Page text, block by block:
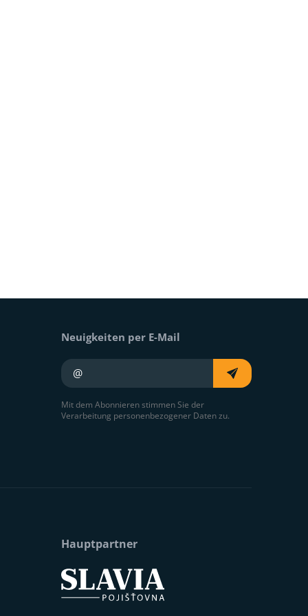
Neuigkeiten per E-Mail
Ihre E-Mail
Mit dem Abonnieren stimmen Sie der
Verarbeitung personenbezogener Daten zu.
Hauptpartner